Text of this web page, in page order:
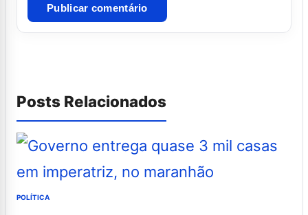
Posts Relacionados
POLÍTICA